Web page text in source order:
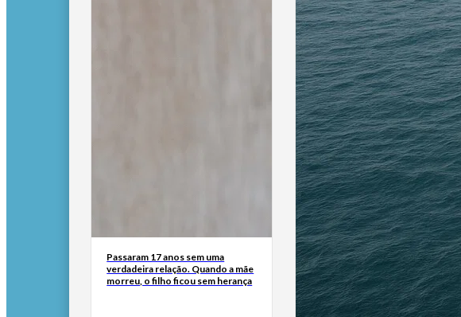
Passaram 17 anos sem uma
verdadeira relação. Quando a mãe
morreu, o filho ficou sem herança